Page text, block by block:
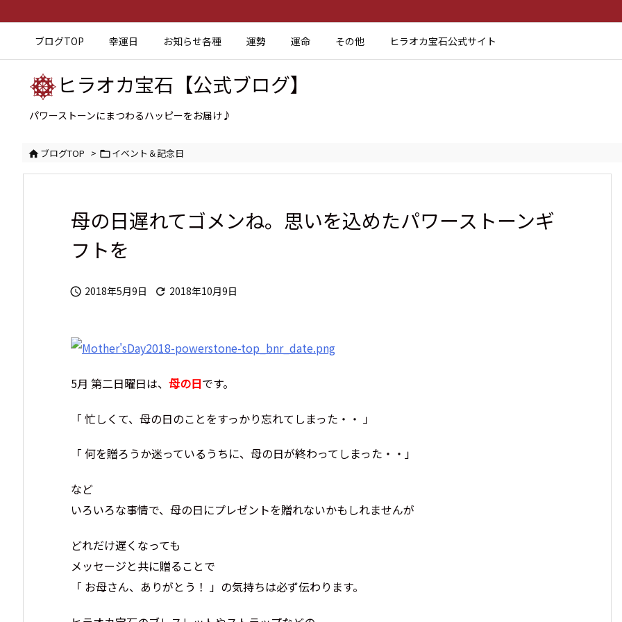
ブログTOP 幸運日 お知らせ各種 運勢 運命 その他 ヒラオカ宝石公式サイト
ヒラオカ宝石【公式ブログ】
パワーストーンにまつわるハッピーをお届け♪
ブログTOP > イベント＆記念日
母の日遅れてゴメンね。思いを込めたパワーストーンギ
フトを
 2018年5月9日  2018年10月9日
5月 第二日曜日は、 母の日です。
「 忙しくて、母の日のことをすっかり忘れてしまった・・ 」
「 何を贈ろうか迷っているうちに、母の日が終わってしまった・・」
など
いろいろな事情で、母の日にプレゼントを贈れないかもしれませんが
どれだけ遅くなっても
メッセージと共に贈ることで
「 お母さん、ありがとう！ 」の気持ちは必ず伝わります。